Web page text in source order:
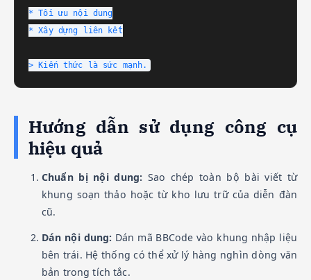
* Tối ưu nội dung
* Xây dựng liên kết
> Kiến thức là sức mạnh.
Hướng dẫn sử dụng công cụ
hiệu quả
Chuẩn bị nội dung: Sao chép toàn bộ bài viết từ
khung soạn thảo hoặc từ kho lưu trữ của diễn đàn
cũ.
Dán nội dung: Dán mã BBCode vào khung nhập liệu
bên trái. Hệ thống có thể xử lý hàng nghìn dòng văn
bản trong tích tắc.